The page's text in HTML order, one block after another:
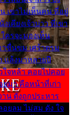
เขาไม่เห็นคน ที่อยู่
เคียงเจ้าบ่าว ที่เขา
ครจะมองเห็น
าขื่นขม เศร้าตรม
แล้งมาหลายปี
ใจหล้า คอยไปคอย
ยมา คือหน้าที่เก่า
น ดั่งถูกประหาร
อยลม ไม่สม ดัง ใจ